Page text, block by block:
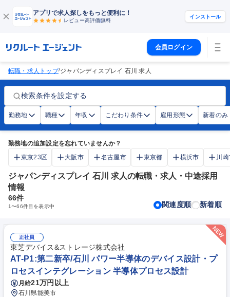
アプリで求人探しをもっと便利に！
レビュー高評価無料
インストール
会員ログイン
転職・求人トップ/ジャパンディスプレイ 石川 求人
検索条件を設定する
勤務地 職種 年収 こだわり条件 雇用形態 新着のみ
勤務地の追加設定を忘れていませんか？
東京23区
大阪市 名古屋市 東京都 横浜市 川
ジャパンディスプレイ 石川 求人の転職・求人・中途採用
情報
66件
1〜66件目を表示中 関連度順 新着順
正社員
東芝デバイス&ストレージ株式会社
AT-P1:第二新卒/石川 パワー半導体のデバイス設計・プ
ロセスインテグレーション 半導体プロセス設計
月給21万円以上
石川県能美市